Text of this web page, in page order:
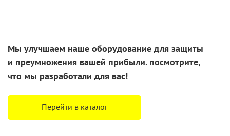
Мы улучшаем наше оборудование для защиты
и преумножения вашей прибыли. посмотрите,
что мы разработали для вас!
Перейти в каталог